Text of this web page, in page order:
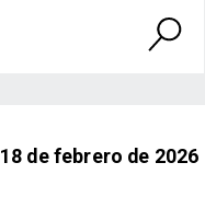
18 de febrero de 2026